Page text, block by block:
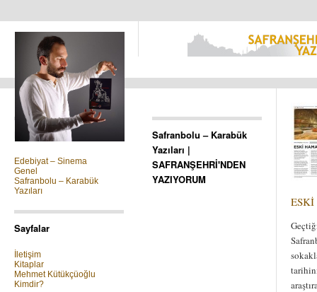
Kategoriler
Edebiyat – Sinema
Genel
Safranbolu – Karabük
Yazıları
Sayfalar
İletişim
Kitaplar
Mehmet Kütükçüoğlu
Kimdir?
Safranbolu – Karabük
Yazıları |
SAFRANŞEHRİ'NDEN
YAZIYORUM